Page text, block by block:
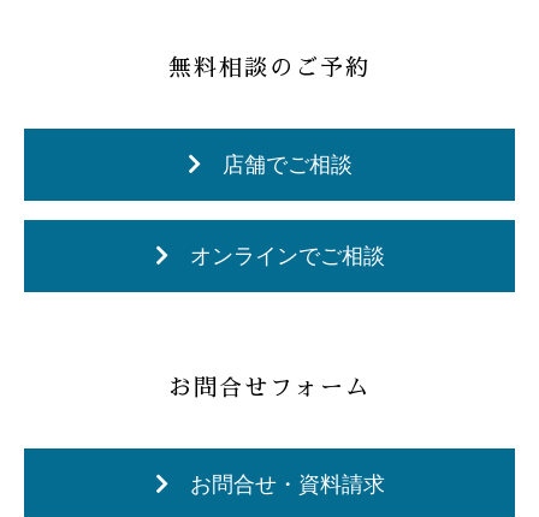
無料相談のご予約
店舗でご相談
オンラインでご相談
お問合せフォーム
お問合せ・資料請求